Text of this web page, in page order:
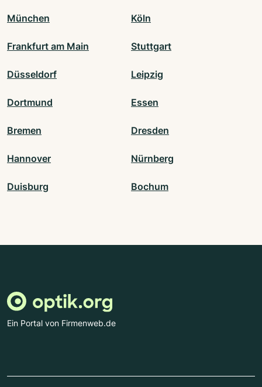
München Köln
Frankfurt am Main Stuttgart
Düsseldorf Leipzig
Dortmund Essen
Bremen Dresden
Hannover Nürnberg
Duisburg Bochum
Ein Portal von Firmenweb.de